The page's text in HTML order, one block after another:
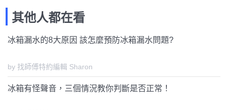
其他人都在看
冰箱漏水的8大原因 該怎麼預防冰箱漏水問題?
by 找師傅特約編輯 Sharon
冰箱有怪聲音，三個情況教你判斷是否正常！